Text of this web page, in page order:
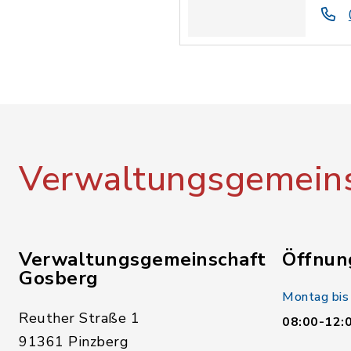
Verwaltungsgemeinschaft
Gosberg
Reuther Straße 1
91361 Pinzberg
Montag
08:00-